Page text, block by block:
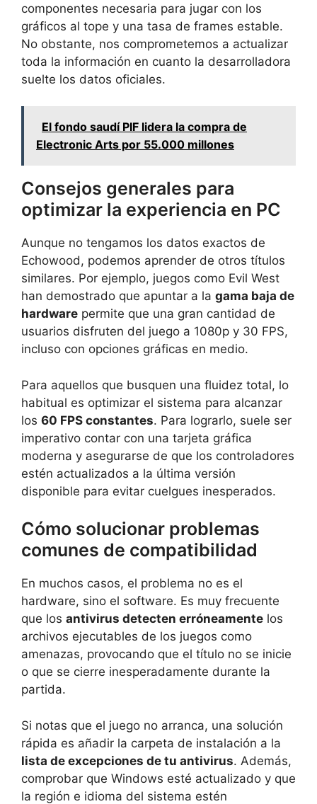
componentes necesaria para jugar con los
gráficos al tope y una tasa de frames estable.
No obstante, nos comprometemos a actualizar
toda la información en cuanto la desarrolladora
suelte los datos oficiales.
El fondo saudí PIF lidera la compra de
Electronic Arts por 55.000 millones
Consejos generales para
optimizar la experiencia en PC
Aunque no tengamos los datos exactos de
Echowood, podemos aprender de otros títulos
similares. Por ejemplo, juegos como Evil West
han demostrado que apuntar a la gama baja de
hardware permite que una gran cantidad de
usuarios disfruten del juego a 1080p y 30 FPS,
incluso con opciones gráficas en medio.
Para aquellos que busquen una fluidez total, lo
habitual es optimizar el sistema para alcanzar
los 60 FPS constantes. Para lograrlo, suele ser
imperativo contar con una tarjeta gráfica
moderna y asegurarse de que los controladores
estén actualizados a la última versión
disponible para evitar cuelgues inesperados.
Cómo solucionar problemas
comunes de compatibilidad
En muchos casos, el problema no es el
hardware, sino el software. Es muy frecuente
que los antivirus detecten erróneamente los
archivos ejecutables de los juegos como
amenazas, provocando que el título no se inicie
o que se cierre inesperadamente durante la
partida.
Si notas que el juego no arranca, una solución
rápida es añadir la carpeta de instalación a la
lista de excepciones de tu antivirus. Además,
comprobar que Windows esté actualizado y que
la región e idioma del sistema estén